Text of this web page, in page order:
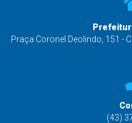
Praça Coronel Deolindo, 151 -
(43)